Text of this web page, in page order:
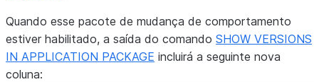
Quando esse pacote de mudança de comportamento
estiver habilitado, a saída do comando SHOW VERSIONS
IN APPLICATION PACKAGE incluirá a seguinte nova
coluna: